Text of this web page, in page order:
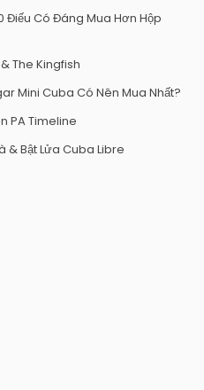
Điếu Có Đáng Mua Hơn Hộp
The Kingfish
Mini Cuba Có Nên Mua Nhất?
PA Timeline
& Bật Lửa Cuba Libre